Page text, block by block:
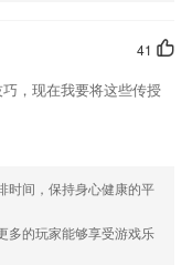
41
，现在我要将这些传授
时间，保持身心健康的平
多的玩家能够享受游戏乐